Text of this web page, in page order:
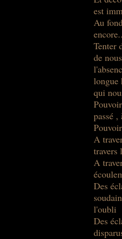
est
Au
Tenter
de
longue
qui
passé
A
travers
A
Des
l'oubli
Des